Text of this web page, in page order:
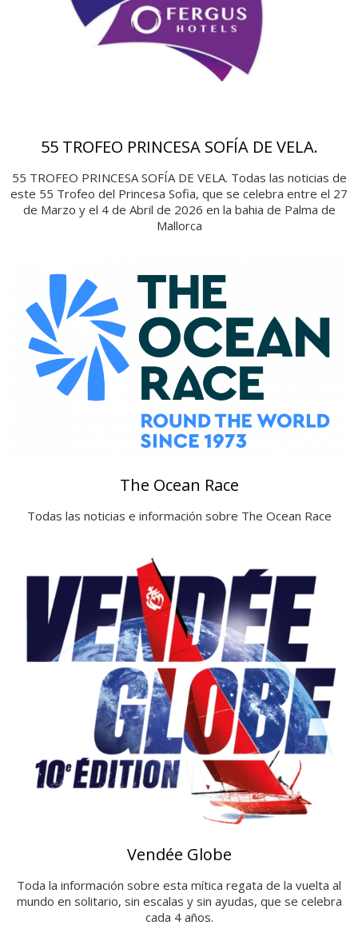
55 TROFEO PRINCESA SOFÍA DE VELA.
55 TROFEO PRINCESA SOFÍA DE VELA. Todas las noticias de
este 55 Trofeo del Princesa Sofia, que se celebra entre el 27
de Marzo y el 4 de Abril de 2026 en la bahia de Palma de
Mallorca
The Ocean Race
Todas las noticias e información sobre The Ocean Race
Vendée Globe
Toda la información sobre esta mítica regata de la vuelta al
mundo en solitario, sin escalas y sin ayudas, que se celebra
cada 4 años.